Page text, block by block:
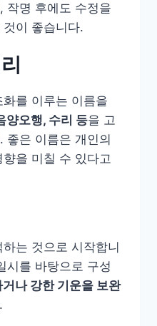
작명 후에도 수정을
이 좋습니다.
를 이루는 이름을
양오행, 수리 등을 고
좋은 이름은 개인의
을 미칠 수 있다고
는 것으로 시작합니
시를 바탕으로 구성
나 강한 기운을 보완